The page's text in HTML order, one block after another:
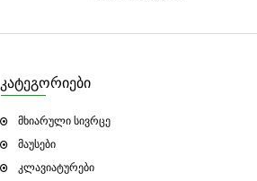
კატეგორიები
მხიარული სივრცე
მაუსები
კლავიატურები